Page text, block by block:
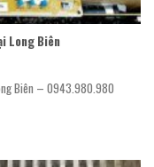
Long Biên
Biên – 0943.980.980